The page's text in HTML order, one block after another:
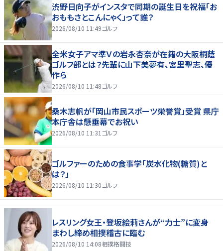
渋野日向子がインスタで同期の誕生日を祝福「お
おももさとこんにゃく」って誰？
2026/08/10 11:49ゴルフ
全米女子アマ準Ｖの岩永杏奈が在籍の大阪桐蔭
ゴルフ部とは？先輩に山下美夢有、宮里聖志、優
作ら
2026/08/10 11:48ゴルフ
桑木志帆が「岡山市民スポーツ栄誉賞」受賞 県庁
本庁舎は懸垂幕でお祝い
2026/08/10 11:31 ゴルフ
ゴルファーのための食事学「炭水化物(糖質)と
は？」
2026/08/10 11:30ゴルフ
レスリング女王・登坂絵莉さんが“力士”に変身
まわし締め相撲稽古に臨む
2026/08/10 14:08相撲格闘技